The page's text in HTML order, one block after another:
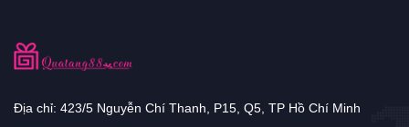
Địa chỉ: 423/5 Nguyễn Chí Thanh, P15, Q5, TP Hồ Chí Minh